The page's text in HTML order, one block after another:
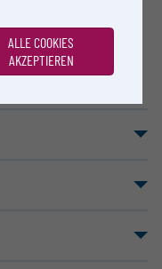
ALLE COOKIES
AKZEPTIEREN